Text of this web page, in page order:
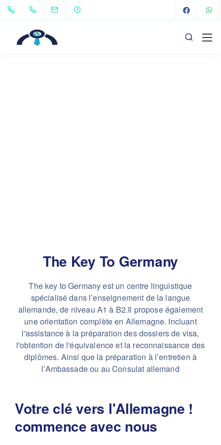
The Key To Germany
The key to Germany est un centre linguistique
spécialisé dans l’enseignement de la langue
allemande, de niveau A1 à B2.Il propose également
une orientation complète en Allemagne. Incluant
l'assistance à la préparation des dossiers de visa,
l'obtention de l'équivalence et la reconnaissance des
diplômes. Ainsi que la préparation à l’entretien à
l’Ambassade ou au Consulat allemand
Votre clé vers l'Allemagne !
commence avec nous